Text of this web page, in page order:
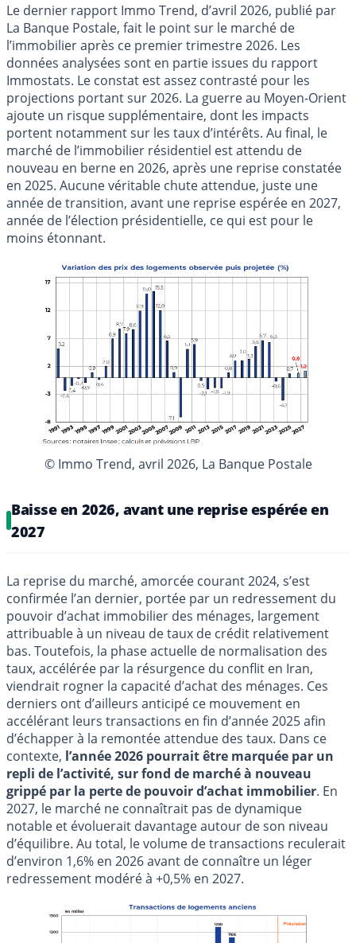
Le dernier rapport Immo Trend, d’avril 2026, publié par
La Banque Postale, fait le point sur le marché de
l’immobilier après ce premier trimestre 2026. Les
données analysées sont en partie issues du rapport
Immostats. Le constat est assez contrasté pour les
projections portant sur 2026. La guerre au Moyen-Orient
ajoute un risque supplémentaire, dont les impacts
portent notamment sur les taux d’intérêts. Au final, le
marché de l’immobilier résidentiel est attendu de
nouveau en berne en 2026, après une reprise constatée
en 2025. Aucune véritable chute attendue, juste une
année de transition, avant une reprise espérée en 2027,
année de l’élection présidentielle, ce qui est pour le
moins étonnant.
© Immo Trend, avril 2026, La Banque Postale
Baisse en 2026, avant une reprise espérée en
2027
La reprise du marché, amorcée courant 2024, s’est
confirmée l’an dernier, portée par un redressement du
pouvoir d’achat immobilier des ménages, largement
attribuable à un niveau de taux de crédit relativement
bas. Toutefois, la phase actuelle de normalisation des
taux, accélérée par la résurgence du conflit en Iran,
viendrait rogner la capacité d’achat des ménages. Ces
derniers ont d’ailleurs anticipé ce mouvement en
accélérant leurs transactions en fin d’année 2025 afin
d’échapper à la remontée attendue des taux. Dans ce
contexte, l’année 2026 pourrait être marquée par un
repli de l’activité, sur fond de marché à nouveau
grippé par la perte de pouvoir d’achat immobilier. En
2027, le marché ne connaîtrait pas de dynamique
notable et évoluerait davantage autour de son niveau
d’équilibre. Au total, le volume de transactions reculerait
d’environ 1,6% en 2026 avant de connaître un léger
redressement modéré à +0,5% en 2027.